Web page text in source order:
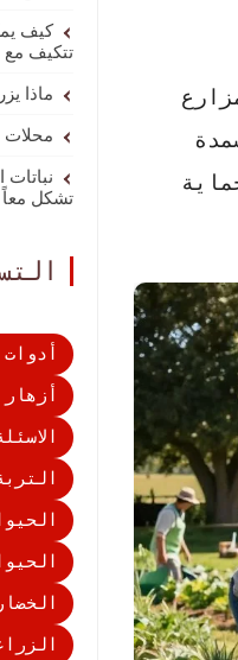
كيف
تتكيف مع
ماذا
محلات
نباتات
تشكل معاً
أزهار